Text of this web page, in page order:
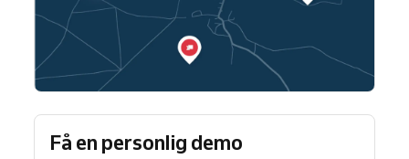
Få en personlig demo